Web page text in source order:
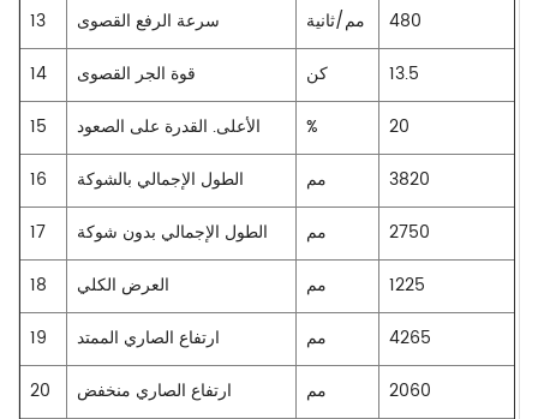
13 سرعة الرفع القصوى مم/ثانية
480
14
قوة الجر القصوى كن
13.5
15
الأعلى. القدرة على الصعود %
20
16
الطول الإجمالي بالشوكة مم
3820
17
الطول الإجمالي بدون شوكة مم
2750
18
العرض الكلي مم
1225
19
ارتفاع الصاري الممتد مم
4265
20
ارتفاع الصاري منخفض مم
2060